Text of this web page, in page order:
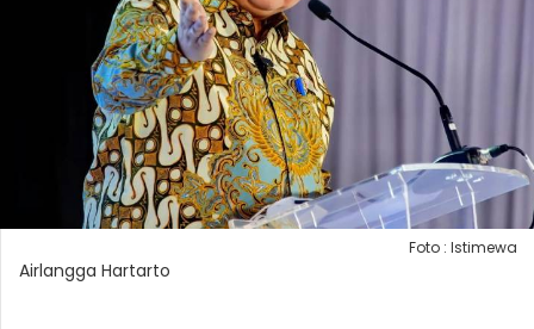
Foto : Istimewa
Airlangga Hartarto